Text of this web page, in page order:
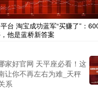
台 淘宝成功蓝军“买赚了”：
他是蓝桥新答案
家好官网 天平座必看！这
让你不再左右为难_天秤
系